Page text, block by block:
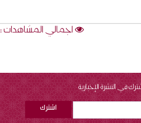
اجمالي المشاهدات : 48063
في النشرة الإخبارية